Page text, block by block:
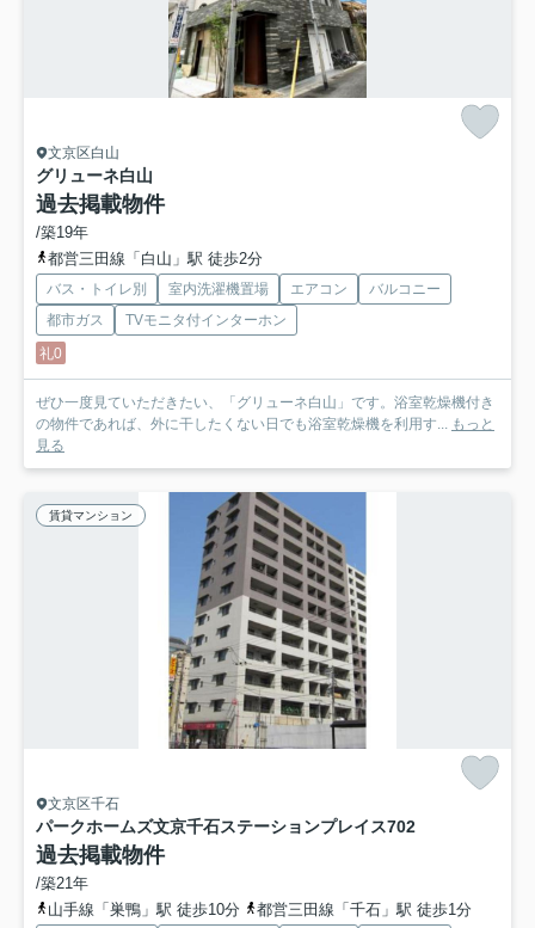
文京区白山
グリューネ白山
過去掲載物件
/築19年
都営三田線「白山」駅 徒歩2分
バス・トイレ別 室内洗濯機置場 エアコン
バルコニー
都市ガス
TVモニタ付インターホン
礼0
ぜひ一度見ていただきたい、「グリューネ白山」です。浴室乾燥機付き
の物件であれば、外に干したくない日でも浴室乾燥機を利用す...
もっと
見る
賃貸マンション
文京区千石
パークホームズ文京千石ステーションプレイス702
過去掲載物件
/築21年
山手線「巣鴨」駅 徒歩10分
都営三田線「千石」駅 徒歩1分